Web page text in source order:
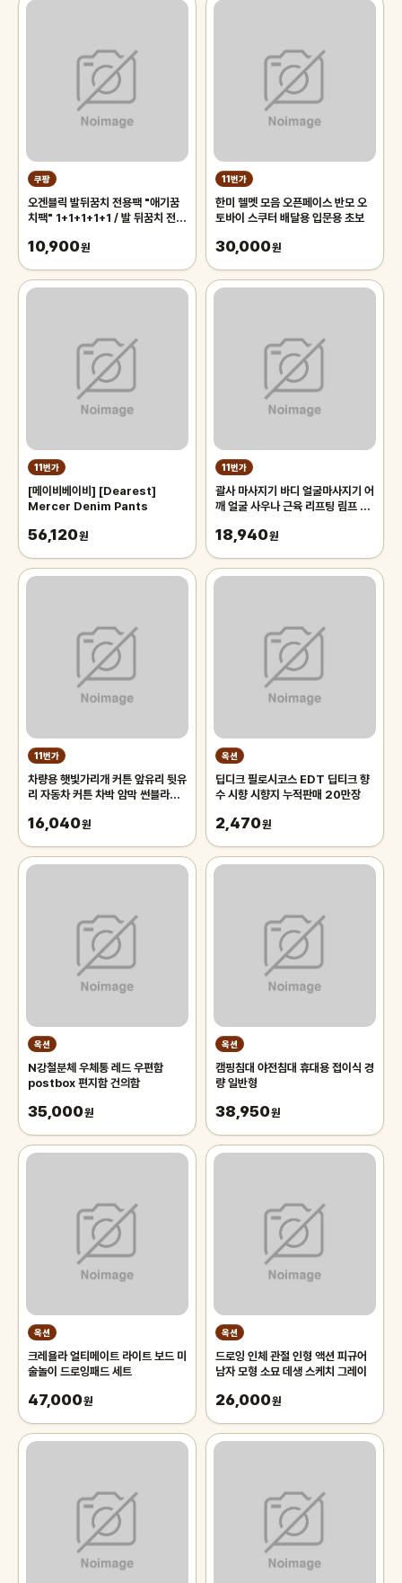
쿠팡
오겐블릭 발뒤꿈치 전용팩 "애기꿈
치팩" 1+1+1+1+1 / 발 뒤꿈치 전용
10,900원
11번가
한미 헬멧 모음 오픈페이스 반모 오
토바이 스쿠터 배달용 입문용 초보
30,000원
11번가
[메이비베이비] [Dearest]
Mercer Denim Pants
56,120원
11번가
괄사 마사지기 바디 얼굴마사지기 어
깨 얼굴 사우나 근육 리프팅 림프 1
18,940원
11번가
차량용 햇빛가리개 커튼 앞유리 뒷유
리 자동차 커튼 차박 암막 썬블라인
리햇
16,040원
옥션
딥디크 필로시코스 EDT 딥티크 향
수 시향 시향지 누적판매 20만장
2,470원
옥션
N강철분체 우체통 레드 우편함
postbox 편지함 건의함
35,000원
옥션
캠핑침대 야전침대 휴대용 접이식 경
량 일반형
38,950원
옥션
크레욜라 얼티메이트 라이트 보드 미
술놀이 드로잉패드 세트
47,000원
옥션
드로잉 인체 관절 인형 액션 피규어
남자 모형 소묘 데생 스케치 그레이
26,000원